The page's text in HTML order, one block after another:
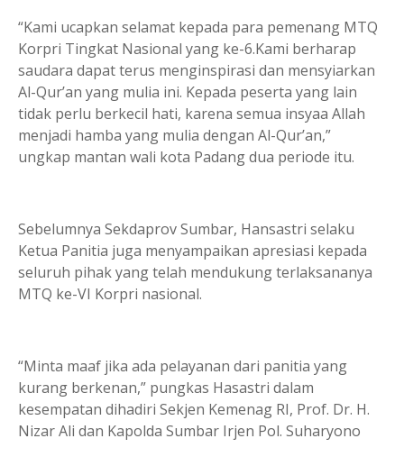
“Kami ucapkan selamat kepada para pemenang MTQ
Korpri Tingkat Nasional yang ke-6.Kami berharap
saudara dapat terus menginspirasi dan mensyiarkan
Al-Qur’an yang mulia ini. Kepada peserta yang lain
tidak perlu berkecil hati, karena semua insyaa Allah
menjadi hamba yang mulia dengan Al-Qur’an,”
ungkap mantan wali kota Padang dua periode itu.
Sebelumnya Sekdaprov Sumbar, Hansastri selaku
Ketua Panitia juga menyampaikan apresiasi kepada
seluruh pihak yang telah mendukung terlaksananya
MTQ ke-VI Korpri nasional.
“Minta maaf jika ada pelayanan dari panitia yang
kurang berkenan,” pungkas Hasastri dalam
kesempatan dihadiri Sekjen Kemenag RI, Prof. Dr. H.
Nizar Ali dan Kapolda Sumbar Irjen Pol. Suharyono